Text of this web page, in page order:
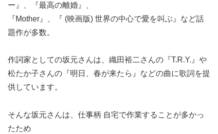
ー』、『最高の離婚』、
『Mother』、『 (映画版) 世界の中心で愛を叫ぶ』など話
題作が多数。
作詞家としての坂元さんは、織田裕二さんの『T.R.Y.』や
松たか子さんの『明日、春が来たら』などの曲に歌詞を提
供しています。
そんな坂元さんは、仕事柄 自宅で作業することが多かっ
たため